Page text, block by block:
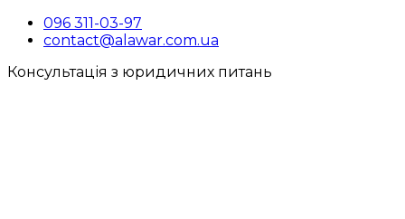
096 311-03-97
contact@alawar.com.ua
Консультація з юридичних питань